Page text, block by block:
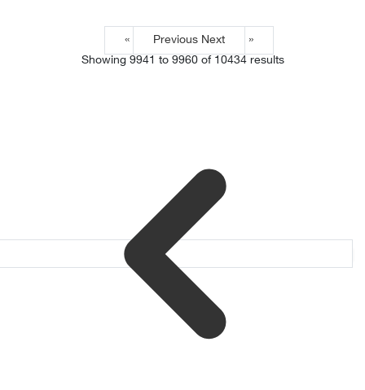
« Previous
Next »
Showing9941 to9960 of10434 results